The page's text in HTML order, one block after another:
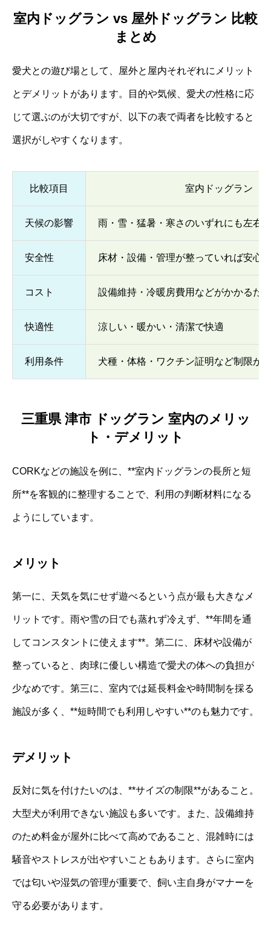
室内ドッグラン vs 屋外ドッグラン 比較
まとめ
愛犬との遊び場として、屋外と屋内それぞれにメリット
とデメリットがあります。目的や気候、愛犬の性格に応
じて選ぶのが大切ですが、以下の表で両者を比較すると
選択がしやすくなります。
比較項目 室内ドッグラン
天候の影響 雨・雪・猛暑・寒さのいずれにも左右
安全性 床材・設備・管理が整っていれば安心
コスト 設備維持・冷暖房費用などがかかるた
快適性 涼しい・暖かい・清潔で快適
利用条件 犬種・体格・ワクチン証明など制限が
三重県 津市 ドッグラン 室内のメリッ
ト・デメリット
CORKなどの施設を例に、**室内ドッグランの長所と短
所**を客観的に整理することで、利用の判断材料になる
ようにしています。
メリット
第一に、天気を気にせず遊べるという点が最も大きなメ
リットです。雨や雪の日でも蒸れず冷えず、**年間を通
してコンスタントに使えます**。第二に、床材や設備が
整っていると、肉球に優しい構造で愛犬の体への負担が
少なめです。第三に、室内では延長料金や時間制を採る
施設が多く、**短時間でも利用しやすい**のも魅力です。
デメリット
反対に気を付けたいのは、**サイズの制限**があること。
大型犬が利用できない施設も多いです。また、設備維持
のため料金が屋外に比べて高めであること、混雑時には
騒音やストレスが出やすいこともあります。さらに室内
では匂いや湿気の管理が重要で、飼い主自身がマナーを
守る必要があります。